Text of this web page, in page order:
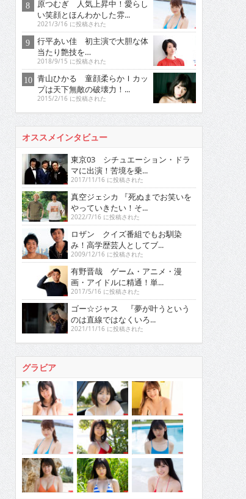
原つむぎ 人気上昇中！愛らし
い笑顔とほんわかした雰...
2021/3/16 に投稿された
行平あい佳 初主演で大胆な体
当たり艶技を…
2018/9/15 に投稿された
青山ひかる 童顔柔らかＩカッ
プは天下無敵の破壊力！...
2015/2/16 に投稿された
オススメインタビュー
東京03 シチュエーション・ドラ
マに出演！苦境を乗...
2017/11/16 に投稿された
真空ジェシカ 『死ぬまでお笑いを
やっていきたい！そ...
2022/7/16 に投稿された
ロザン クイズ番組でもお馴染
み！高学歴芸人としてブ...
2009/12/16 に投稿された
有野晋哉 ゲーム・アニメ・漫
画・アイドルに精通！単...
2017/5/16 に投稿された
ゴー☆ジャス 『夢が叶うという
のは直線ではなくいろ...
2021/11/16 に投稿された
グラビア